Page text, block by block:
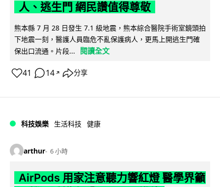
人、逃生門 網民讚值得尊敬
熊本縣 7 月 28 日發生 7.1 級地震，熊本綜合醫院手術室鏡頭拍
下地震一刻，醫護人員臨危不亂保護病人，更馬上開逃生門確
保出口流通。片段...
閱讀全文
41 14 ↗ 分享
科技娛樂 生活科技 健康
arthur 6 小時
AirPods 用家注意聽力響紅燈 醫學界籲